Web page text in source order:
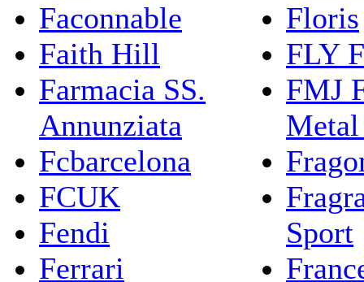
Faconnable
Faith Hill
Farmacia SS.
Annunziata
Fcbarcelona
FCUK
Fendi
Ferrari
Floris
FLY
FMJ
Metal
Sport